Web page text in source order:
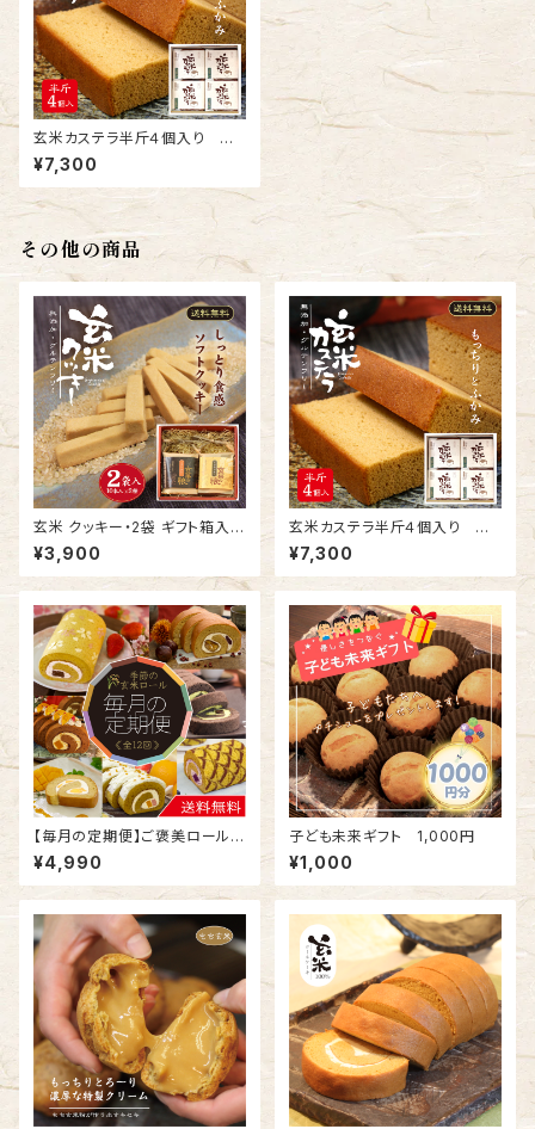
玄米カステラ半斤４個入り 送
料無料／農薬不使用・化学肥料
不使用、自然栽培で育った和泉
玄米
¥7,300
その他の商品
玄米 クッキー・2袋 ギフト箱入
送料無料／農薬不使用・化学肥
料不使用、自然栽培で育った和
泉玄米
¥3,900
玄米カステラ半斤４個入り 送
料無料／農薬不使用・化学肥料
不使用、自然栽培で育った和泉
玄米
¥7,300
【毎月の定期便】ご褒美ロール
冷凍配送・送料無料／玄米10
0% グルテンフリー 食品添加物
不使用
¥4,990
子ども未来ギフト 1,000円
¥1,000